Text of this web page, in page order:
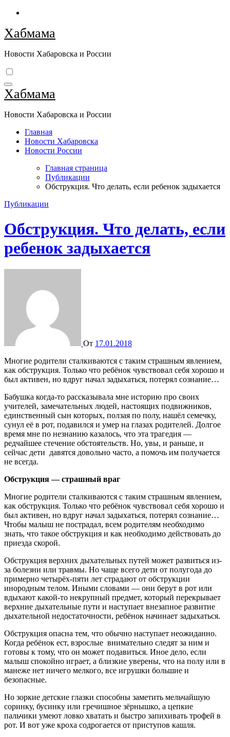
Перейти
содержимому
Хабмама
Новости Хабаровска и России
Хабмама
Новости Хабаровска и России
Главная
Новости Хабаровска
Новости России
Главная страница
Публикации
Обструкция. Что делать, если ребенок задыхается
Публикации
Обструкция. Что делать, если
ребенок задыхается
От 17.01.2018
Многие родители сталкиваются с таким страшным явлением,
как обструкция. Только что ребёнок чувствовал себя хорошо и
был активен, но вдруг начал задыхаться, потерял сознание…
Бабушка когда-то рассказывала мне историю про своих
учителей, замечательных людей, настоящих подвижников,
единственный сын которых, ползая по полу, нашёл семечку,
сунул её в рот, подавился и умер на глазах родителей. Долгое
время мне по незнанию казалось, что эта трагедия —
редчайшее стечение обстоятельств. Но, увы, и раньше, и
сейчас дети давятся довольно часто, а помочь им получается
не всегда.
Обструкция — страшный враг
Многие родители сталкиваются с таким страшным явлением,
как обструкция. Только что ребёнок чувствовал себя хорошо и
был активен, но вдруг начал задыхаться, потерял сознание…
Чтобы малыш не пострадал, всем родителям необходимо
знать, что такое обструкция и как необходимо действовать до
приезда скорой.
Обструкция верхних дыхательных путей может развиться из-
за болезни или травмы. Но чаще всего дети от полугода до
примерно четырёх-пяти лет страдают от обструкции
инородным телом. Иными словами — они берут в рот или
вдыхают какой-то некрупный предмет, который перекрывает
верхние дыхательные пути и наступает внезапное развитие
дыхательной недостаточности, ребёнок начинает задыхаться.
Обструкция опасна тем, что обычно наступает неожиданно.
Когда ребёнок ест, взрослые внимательно следят за ним и
готовы к тому, что он может подавиться. Иное дело, если
малыш спокойно играет, а близкие уверены, что на полу или в
манеже нет ничего мелкого, все игрушки большие и
безопасные.
Но зоркие детские глазки способны заметить мельчайшую
соринку, бусинку или гречишное зёрнышко, а цепкие
пальчики умеют ловко хватать и быстро запихивать трофей в
рот. И вот уже кроха содрогается от приступов кашля.